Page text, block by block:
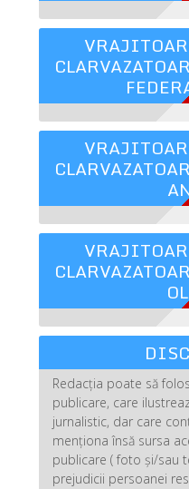
Redacția poate să
publicare, care
jurnalistic, dar care
menționa însă sursa
publicare ( foto și/sau
prejudicii persoanei